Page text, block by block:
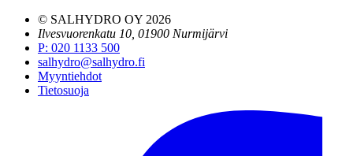
© SALHYDRO OY 2026
Ilvesvuorenkatu 10, 01900 Nurmijärvi
P: 020 1133 500
salhydro@salhydro.fi
Myyntiehdot
Tietosuoja